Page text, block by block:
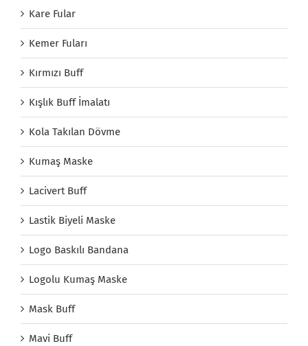
Kare Fular
Kemer Fuları
Kırmızı Buff
Kışlık Buff İmalatı
Kola Takılan Dövme
Kumaş Maske
Lacivert Buff
Lastik Biyeli Maske
Logo Baskılı Bandana
Logolu Kumaş Maske
Mask Buff
Mavi Buff